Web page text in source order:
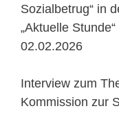
Sozialbetrug“ in
„Aktuelle
02.02.2026
Interview zum
Kommission zur